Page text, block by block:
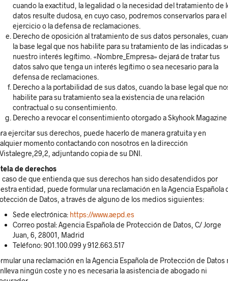
cuando la exactitud, la legalidad o la necesidad del tratamiento de
datos resulte dudosa, en cuyo caso, podremos conservarlos para el
ejercicio o la defensa de reclamaciones.
Derecho de oposición al tratamiento de sus datos personales,
la base legal que nos habilite para su tratamiento de las indicadas
nuestro interés legítimo. «Nombre_Empresa» dejará de tratar tus
datos salvo que tenga un interés legítimo o sea necesario para la
defensa de reclamaciones.
Derecho a la portabilidad de sus datos, cuando la base legal que
habilite para su tratamiento sea la existencia de una relación
contractual o su consentimiento.
Derecho a revocar el consentimiento otorgado a Skyhook Magazine
ejercitar sus derechos, puede hacerlo de manera gratuita y en
momento contactando con nosotros en la dirección
adjuntando copia de su DNI.
de derechos
caso de que entienda que sus derechos han sido desatendidos por
entidad, puede formular una reclamación en la Agencia Española
de Datos, a través de alguno de los medios siguientes:
Sede electrónica: https://www.aepd.es
Correo postal: Agencia Española de Protección de Datos, C/ Jorge
Juan, 6, 28001, Madrid
Teléfono: 901.100.099 y 912.663.517
una reclamación en la Agencia Española de Protección de Datos
ningún coste y no es necesaria la asistencia de abogado ni